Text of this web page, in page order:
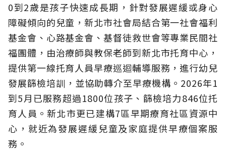
0到2歲是孩子快速成長期，針對發展遲緩或身心
障礙傾向的兒童，新北市社會局結合第一社會福利
基金會、心路基金會、基督徒救世會等專業民間社
福團體，由治療師與教保老師到新北市托育中心，
提供第一線托育人員早療巡迴輔導服務，進行幼兒
發展篩檢培訓，並協助轉介至早療機構。2026年1
到5月已服務超過1800位孩子、篩檢培力846位托
育人員。新北市更已建構7區早期療育社區資源中
心，就近為發展遲緩兒童及家庭提供早療個案服
務。